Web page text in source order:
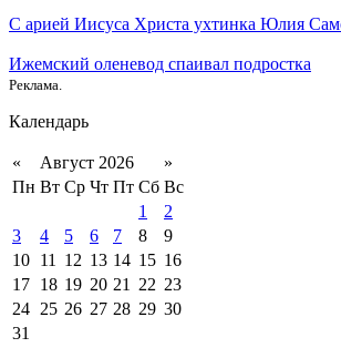
С арией Иисуса Христа ухтинка Юлия
Ижемский оленевод спаивал подростка
Реклама.
Календарь
« Август 2026
»
Пн Вт Ср Чт Пт Сб Вс
1
2
3
4 5 6 7 8
9
10 11 12 13 14 15 16
17 18 19 20 21 22 23
24 25 26 27 28 29 30
31